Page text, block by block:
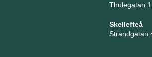
Thulegatan
Skellefteå
Strandgatan